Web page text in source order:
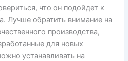
что он подойдет к
Лучше обратить внимание на
производства,
для новых
устанавливать на